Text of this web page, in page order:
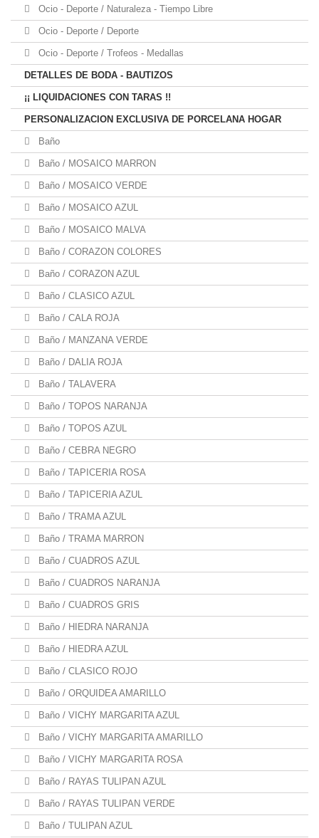
Ocio - Deporte / Naturaleza - Tiempo Libre
Ocio - Deporte / Deporte
Ocio - Deporte / Trofeos - Medallas
DETALLES DE BODA - BAUTIZOS
¡¡ LIQUIDACIONES CON TARAS !!
PERSONALIZACION EXCLUSIVA DE PORCELANA HOGAR
Baño
Baño / MOSAICO MARRON
Baño / MOSAICO VERDE
Baño / MOSAICO AZUL
Baño / MOSAICO MALVA
Baño / CORAZON COLORES
Baño / CORAZON AZUL
Baño / CLASICO AZUL
Baño / CALA ROJA
Baño / MANZANA VERDE
Baño / DALIA ROJA
Baño / TALAVERA
Baño / TOPOS NARANJA
Baño / TOPOS AZUL
Baño / CEBRA NEGRO
Baño / TAPICERIA ROSA
Baño / TAPICERIA AZUL
Baño / TRAMA AZUL
Baño / TRAMA MARRON
Baño / CUADROS AZUL
Baño / CUADROS NARANJA
Baño / CUADROS GRIS
Baño / HIEDRA NARANJA
Baño / HIEDRA AZUL
Baño / CLASICO ROJO
Baño / ORQUIDEA AMARILLO
Baño / VICHY MARGARITA AZUL
Baño / VICHY MARGARITA AMARILLO
Baño / VICHY MARGARITA ROSA
Baño / RAYAS TULIPAN AZUL
Baño / RAYAS TULIPAN VERDE
Baño / TULIPAN AZUL